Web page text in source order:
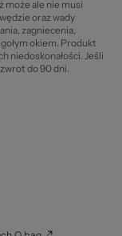
może ale nie musi
oraz wady
zagniecenia,
okiem. Produkt
niedoskonałości. Jeśli
do 90 dni.